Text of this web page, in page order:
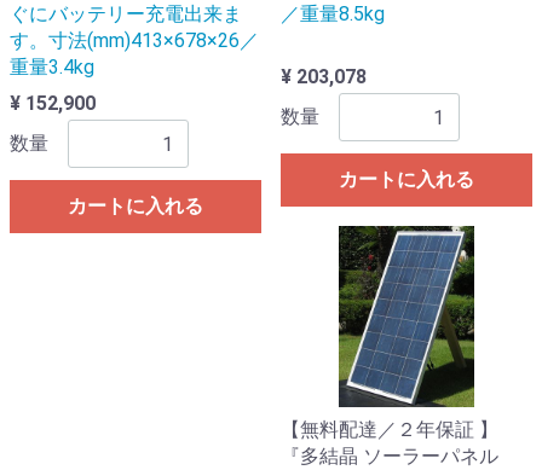
ぐにバッテリー充電出来ま
す。寸法(mm)413×678×26／
重量3.4kg
¥ 152,900
数量
カートに入れる
／重量8.5kg
¥ 203,078
数量
カートに入れる
【無料配達／２年保証 】
『多結晶 ソーラーパネル